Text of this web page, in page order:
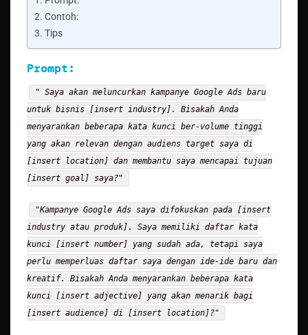
Contoh:
Tips
Prompt:
" Saya akan meluncurkan kampanye Google Ads baru
untuk bisnis [insert industry]. Bisakah Anda
menyarankan beberapa kata kunci ber-volume tinggi
yang akan relevan dengan audiens target saya di
[insert location] dan membantu saya mencapai tujuan
[insert goal] saya?"
"Kampanye Google Ads saya difokuskan pada [insert
industry atau produk]. Saya memiliki daftar kata
kunci [insert number] yang sudah ada, tetapi saya
perlu memperluas daftar saya dengan ide-ide baru dan
kreatif. Bisakah Anda menyarankan beberapa kata
kunci [insert adjective] yang akan menarik bagi
[insert audience] di [insert location]?"